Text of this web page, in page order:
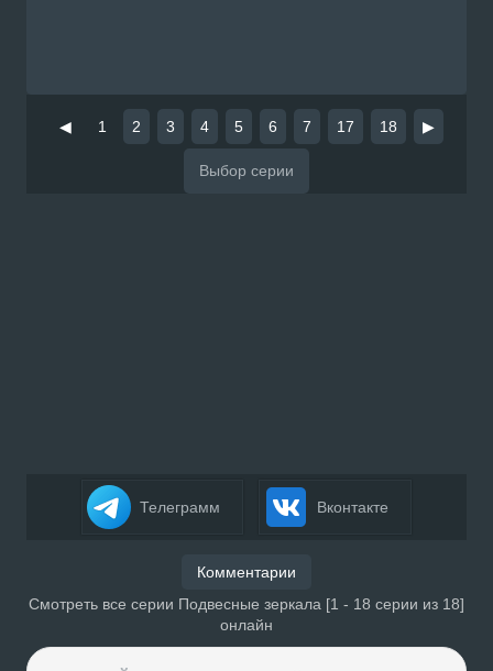
◀ 1 2 3 4 5 6 7 17 18 ▶
Телеграмм Вконтакте
Комментарии
Смотреть все серии Подвесные зеркала [1 - 18 серии из 18]
онлайн